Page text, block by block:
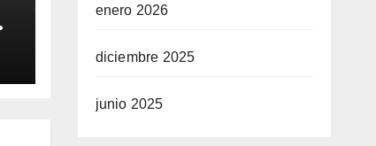
enero 2026
diciembre 2025
junio 2025